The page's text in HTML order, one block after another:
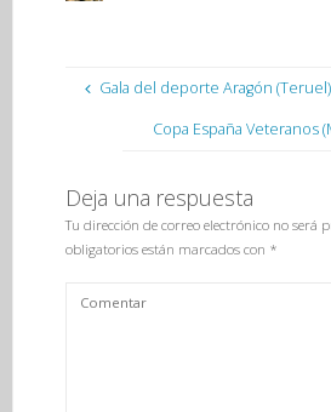
Gala del deporte Aragón
Copa España Veteranos
Deja una respuesta
Tu dirección de correo electrónico no será
obligatorios están marcados con *